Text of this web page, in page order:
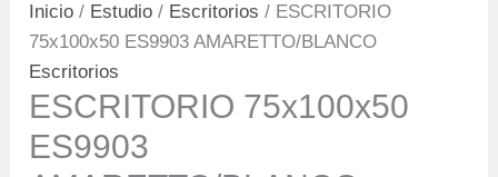
Inicio / Estudio / Escritorios / ESCRITORIO
75x100x50 ES9903 AMARETTO/BLANCO
Escritorios
ESCRITORIO 75x100x50
ES9903